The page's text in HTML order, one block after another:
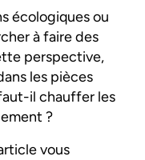
écologiques ou
à faire des
perspective,
les pièces
il chauffer les
?
vous